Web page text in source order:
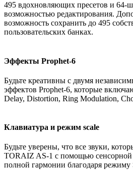
495 вдохновляющих пресетов и 64-
возможностью редактирования.
возможность сохранить до 495
пользовательских банках.
Эффекты Prophet-6
Будьте креативны с двумя
эффектов Prophet-6, которые
Delay, Distortion, Ring Modulation,
Клавиатура и режим scale
Будьте уверены, что все звуки,
TORAIZ AS-1 с помощью сенсорной
полной гармонии благодаря режиму